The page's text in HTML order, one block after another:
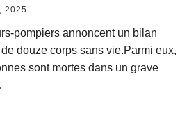
2025
pompiers annoncent un bilan
douze corps sans vie.Parmi eux,
sont mortes dans un grave